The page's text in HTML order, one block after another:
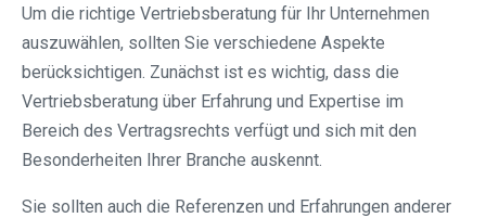
Um die richtige Vertriebsberatung für Ihr Unternehmen
auszuwählen, sollten Sie verschiedene Aspekte
berücksichtigen. Zunächst ist es wichtig, dass die
Vertriebsberatung über Erfahrung und Expertise im
Bereich des Vertragsrechts verfügt und sich mit den
Besonderheiten Ihrer Branche auskennt.
Sie sollten auch die Referenzen und Erfahrungen anderer